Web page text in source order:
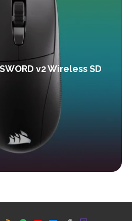
v2 Wireless SD